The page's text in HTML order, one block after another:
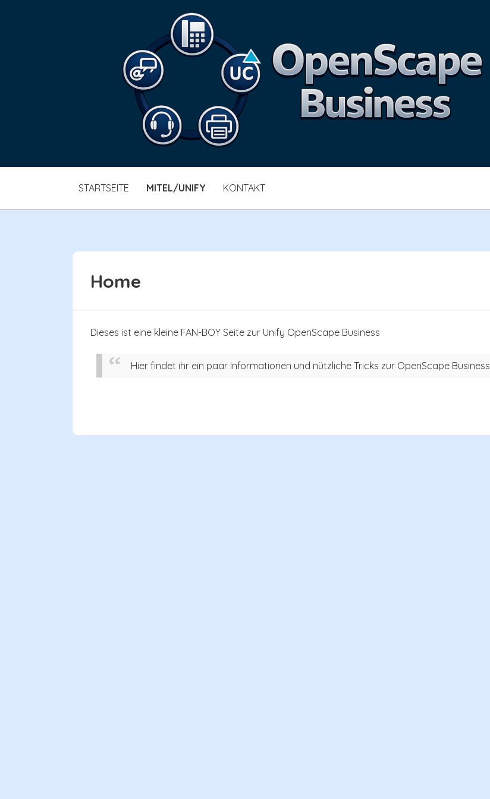
SKIP
STARTSEITE MITEL/UNIFY KONTAKT
Home
Dieses ist eine kleine FAN-BOY Seite zur Unify OpenScape Business
Hier findet ihr ein paar Informationen und nützliche Tricks zur OpenScape Business